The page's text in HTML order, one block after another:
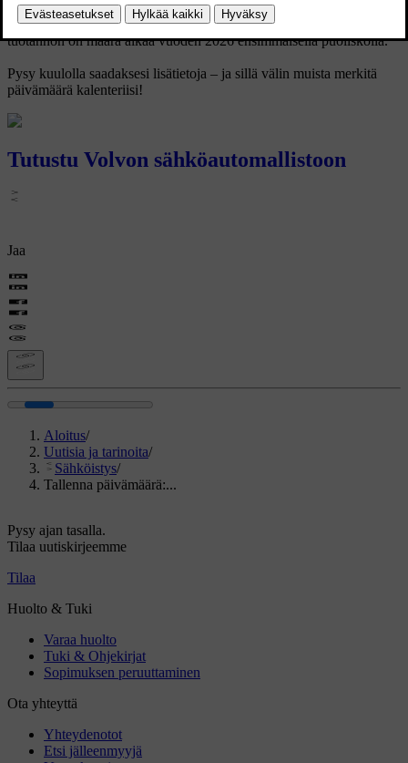
EX60 valmistetaan Torslandan tehtaallamme Göteborgissa, ja
tuotannon on määrä alkaa vuoden 2026 ensimmäisellä puoliskolla.
Pysy kuulolla saadaksesi lisätietoja – ja sillä välin muista merkitä
päivämäärä kalenteriisi!
Tutustu Volvon sähköautomallistoon
Jaa
Aloitus/
Uutisia ja tarinoita/
Sähköistys/
Tallenna päivämäärä:...